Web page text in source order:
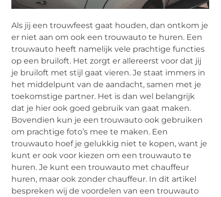
Als jij een trouwfeest gaat houden, dan ontkom je
er niet aan om ook een trouwauto te huren. Een
trouwauto heeft namelijk vele prachtige functies
op een bruiloft. Het zorgt er allereerst voor dat jij
je bruiloft met stijl gaat vieren. Je staat immers in
het middelpunt van de aandacht, samen met je
toekomstige partner. Het is dan wel belangrijk
dat je hier ook goed gebruik van gaat maken.
Bovendien kun je een trouwauto ook gebruiken
om prachtige foto’s mee te maken. Een
trouwauto hoef je gelukkig niet te kopen, want je
kunt er ook voor kiezen om een trouwauto te
huren. Je kunt een trouwauto met chauffeur
huren, maar ook zonder chauffeur. In dit artikel
bespreken wij de voordelen van een trouwauto